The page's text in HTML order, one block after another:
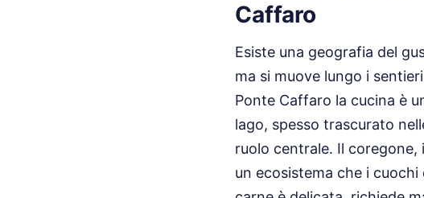
Caffaro
Esiste una geografia del
ma si muove lungo i
Ponte Caffaro la cucina è
lago, spesso trascurato
ruolo centrale. Il
un ecosistema che i